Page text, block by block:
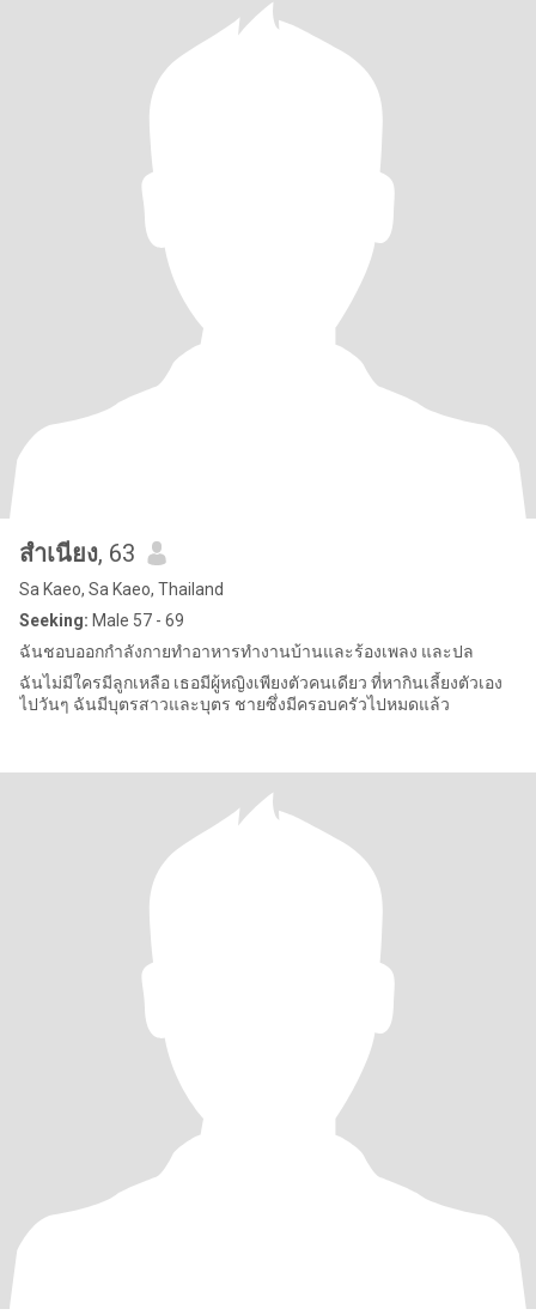
สําเนียง, 63
Sa Kaeo, Sa Kaeo, Thailand
Seeking: Male 57 - 69
ฉันชอบออกกำลังกายทำอาหารทำงานบ้านและร้องเพลง และปล
ฉันไม่มีใครมีลูกเหลือ เธอมีผู้หญิงเพียงตัวคนเดียว ที่หากินเลี้ยงตัวเอง
ไปวันๆ ฉันมีบุตรสาวและบุตร ชายซึ่งมีครอบครัวไปหมดแล้ว